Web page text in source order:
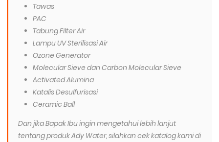
Tawas
PAC
Tabung Filter Air
Lampu UV Sterilisasi Air
Ozone Generator
Molecular Sieve dan Carbon Molecular Sieve
Activated Alumina
Katalis Desulfurisasi
Ceramic Ball
Dan jika Bapak Ibu ingin mengetahui lebih lanjut
tentang produk Ady Water, silahkan cek katalog kami di